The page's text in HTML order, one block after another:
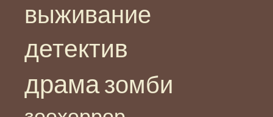
выживание
детектив
драма зомби